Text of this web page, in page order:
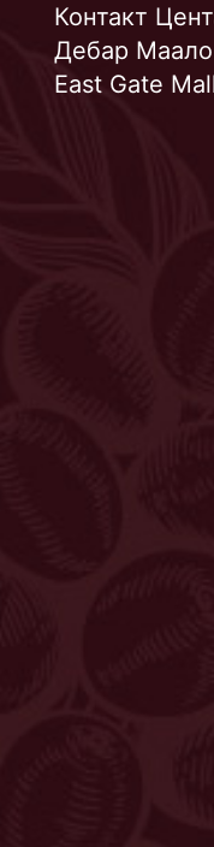
Контакт
Дебар Маало
East Gate